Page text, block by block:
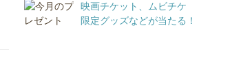
映画チケット、ムビチケ
限定グッズなどが当たる！